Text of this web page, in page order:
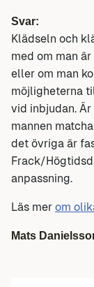
Svar:
Klädseln och
med om man
eller om man
möjligheterna
vid inbjudan.
mannen
det övriga är
Frack/
anpassning.
Läs mer om
Mats